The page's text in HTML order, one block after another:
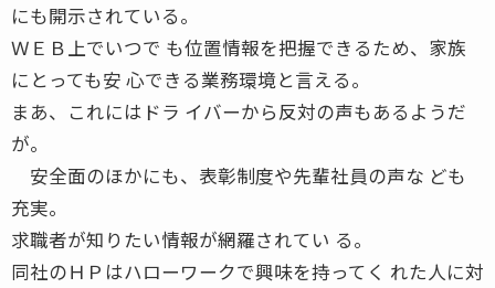
にも開示されている。
ＷＥＢ上でいつで も位置情報を把握できるため、家族
にとっても安 心できる業務環境と言える。
まあ、これにはドラ イバーから反対の声もあるようだ
が。
安全面のほかにも、表彰制度や先輩社員の声な ども
充実。
求職者が知りたい情報が網羅されてい る。
同社のＨＰはハローワークで興味を持ってく れた人に対